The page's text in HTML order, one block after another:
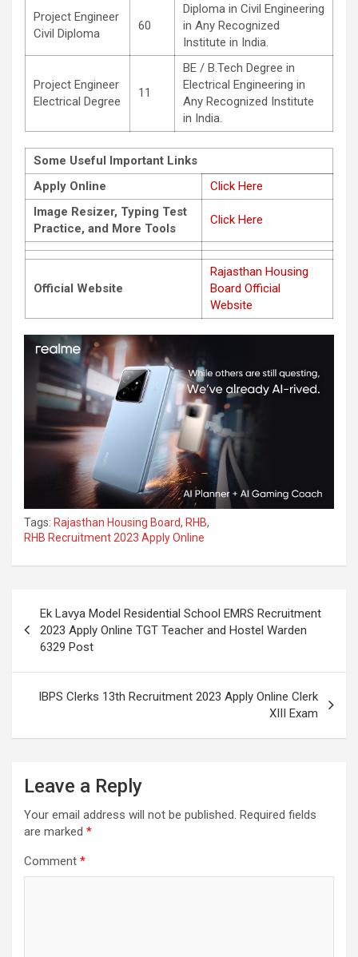
Project Engineer
Civil Diploma
60
Diploma in Civil Engineering
in Any Recognized
Institute in India.
Project Engineer
Electrical Degree
11
BE / B.Tech Degree in
Electrical Engineering in
Any Recognized Institute
in India.
Some Useful Important Links
Apply Online
Click Here
Image Resizer, Typing Test
Practice, and More Tools
Click Here
Official Website
Rajasthan Housing
Board Official
Website
Tags: Rajasthan Housing Board, RHB,
RHB Recruitment 2023 Apply Online
Ek Lavya Model Residential School EMRS Recruitment
2023 Apply Online TGT Teacher and Hostel Warden
6329 Post
IBPS Clerks 13th Recruitment 2023 Apply Online Clerk
XIII Exam
Leave a Reply
Your email address will not be published. Required fields
are marked *
Comment *